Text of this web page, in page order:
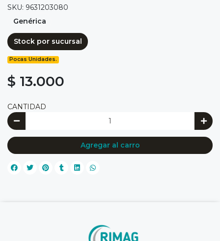
SKU: 9631203080
Genérica
Stock por sucursal
Pocas Unidades.
$ 13.000
CANTIDAD
Agregar al carro